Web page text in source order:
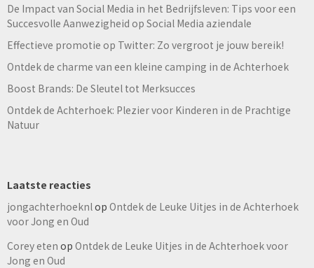
De Impact van Social Media in het Bedrijfsleven: Tips voor een
Succesvolle Aanwezigheid op Social Media aziendale
Effectieve promotie op Twitter: Zo vergroot je jouw bereik!
Ontdek de charme van een kleine camping in de Achterhoek
Boost Brands: De Sleutel tot Merksucces
Ontdek de Achterhoek: Plezier voor Kinderen in de Prachtige
Natuur
Laatste reacties
jongachterhoeknl op Ontdek de Leuke Uitjes in de Achterhoek
voor Jong en Oud
Corey eten op Ontdek de Leuke Uitjes in de Achterhoek voor
Jong en Oud